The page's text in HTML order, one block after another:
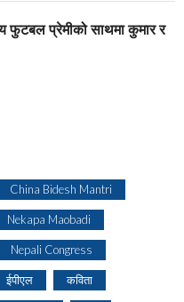
फुटबल प्रेमीको साथमा कुमार र
China Bidesh Mantri
Nekapa Maobadi
Nepali Congress
ईपीएल कविता